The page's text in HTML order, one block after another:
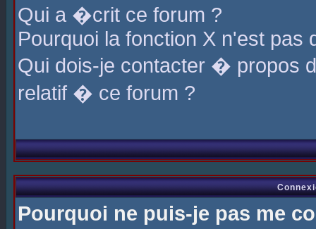
Qui a �crit ce forum ?
Pourquoi la fonction X n'est pas
Qui dois-je contacter � propos
relatif � ce forum ?
Pourquoi ne puis-je pas me